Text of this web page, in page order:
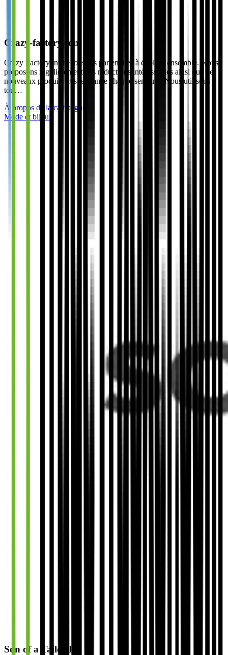
Crazy-factory.com
Crazy Factory invite tous ses partenaires à évoluer ensemble. Nous
proposons régulièrement des réductions intéressantes ainsi que de
nouveaux produits très tendance chaque semaine. Nous utilisons
tou…
À propos de la campagne
Mode et bijoux
Son of a Tailor BE